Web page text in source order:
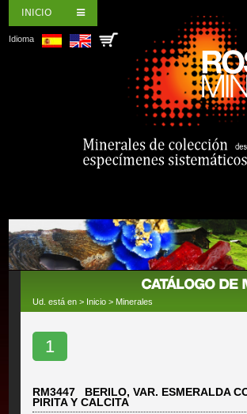
INICIO
Idioma
Ud. está en > Inicio > Minerales
1
RM3447 BERILO, VAR. ESMERALDA
PIRITA Y CALCITA